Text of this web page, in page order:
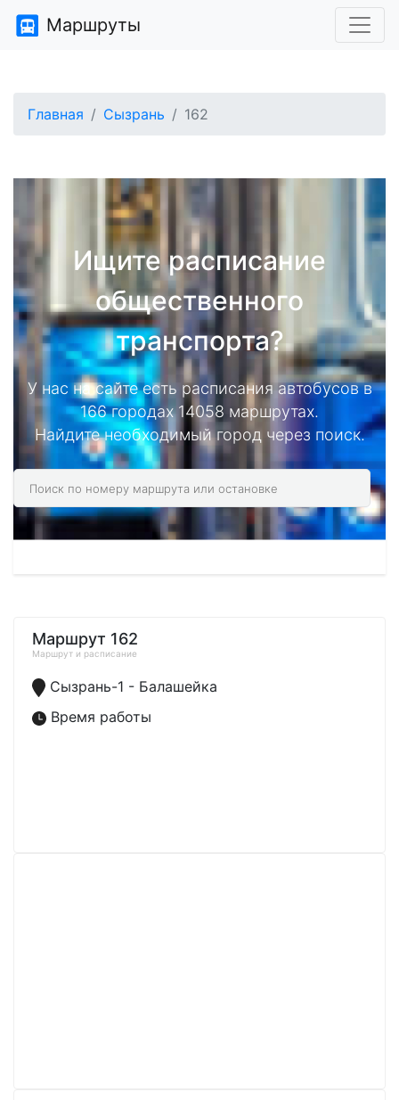
Маршруты
Главная Сызрань 162
Ищите расписание
общественного
транспорта?
У нас на сайте есть расписания автобусов в
166 городах 14058 маршрутах.
Найдите необходимый город через поиск.
Маршрут 162
Маршрут и расписание
Сызрань-1 - Балашейка
Время работы